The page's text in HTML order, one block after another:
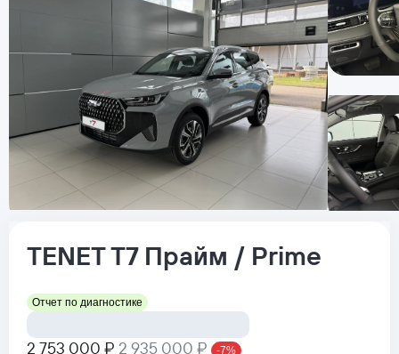
TENETT7 Прайм / Prime
Отчет по диагностике
2 753 000 ₽ 2 935 000 ₽ -7%